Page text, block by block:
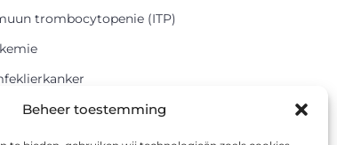
Beheer toestemming
trombocytopenie (ITP)
syndroom